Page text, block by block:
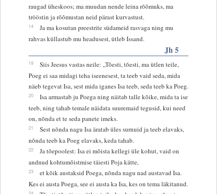
raugad üheskoos; ma muudan nende leina rõõmuks, ma
trööstin ja rõõmustan neid pärast kurvastust.
14
Ja ma kosutan preestrite südameid rasvaga ning mu
rahvas küllastub mu headusest, ütleb Issand.
Jh 5
19
Siis Jeesus vastas neile: „Tõesti, tõesti, ma ütlen teile,
Poeg ei saa midagi teha iseenesest, ta teeb vaid seda, mida
näeb tegevat Isa, sest mida iganes Isa teeb, seda teeb ka Poeg.
20
Isa armastab ju Poega ning näitab talle kõike, mida ta ise
teeb, ning tahab temale näidata suuremaid tegusid, kui need
on, nõnda et te seda panete imeks.
21
Sest nõnda nagu Isa äratab üles surnuid ja teeb elavaks,
nõnda teeb ka Poeg elavaks, keda tahab.
22
Ja tõepoolest: Isa ei mõista kellegi üle kohut, vaid on
andnud kohtumõistmise täiesti Poja kätte,
23
et kõik austaksid Poega, nõnda nagu nad austavad Isa.
Kes ei austa Poega, see ei austa ka Isa, kes on tema läkitanud.